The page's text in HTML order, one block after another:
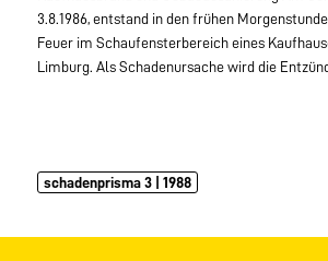
3.8.1986, entstand in den frühen
Feuer im Schaufensterbereich eines
Limburg. Als Schadenursache wird die
schadenprisma 3 | 1988